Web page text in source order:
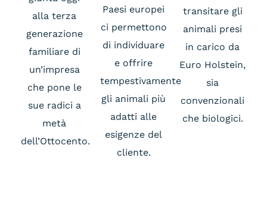
alla terza
generazione
familiare di
un’impresa
che pone le
sue radici a
metà
dell’Ottocento.
Paesi europei
ci permettono
di individuare
e offrire
tempestivamente
gli animali più
adatti alle
esigenze del
cliente.
transitare gli
animali presi
in carico da
Euro Holstein,
sia
convenzionali
che biologici.